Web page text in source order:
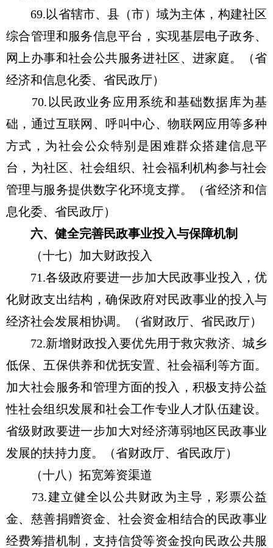
69.以省辖市、县（市）域为主体，构建社区
综合管理和服务信息平台，实现基层电子政务、
网上办事和社会公共服务进社区、进家庭。（省
经济和信息化委、省民政厅）
70.以民政业务应用系统和基础数据库为基
础，通过互联网、呼叫中心、物联网应用等多种
方式，为社会公众特别是困难群众搭建信息平
台，为社区、社会组织、社会福利机构参与社会
管理与服务提供数字化环境支撑。（省经济和信
息化委、省民政厅）
六、健全完善民政事业投入与保障机制
（十七）加大财政投入
71.各级政府要进一步加大民政事业投入，优
化财政支出结构，确保政府对民政事业的投入与
经济社会发展相协调。（省财政厅、省民政厅）
72.新增财政投入要优先用于救灾救济、城乡
低保、五保供养和优抚安置、社会福利等方面。
加大社会服务和管理方面的投入，积极支持公益
性社会组织发展和社会工作专业人才队伍建设。
省级财政要进一步加大对经济薄弱地区民政事业
发展的扶持力度。（省财政厅、省民政厅）
（十八）拓宽筹资渠道
73.建立健全以公共财政为主导，彩票公益
金、慈善捐赠资金、社会资金相结合的民政事业
经费筹措机制，支持信贷等资金投向民政公共服